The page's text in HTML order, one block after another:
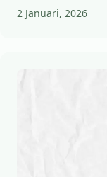
2 Januari, 2026